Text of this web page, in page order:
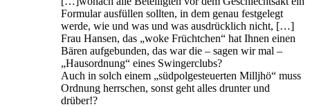
Formular ausfüllen sollten, in dem genau festgelegt
werde, wie und was und was ausdrücklich nicht, […]
Frau Hansen, das „woke Früchtchen“ hat Ihnen einen
Bären aufgebunden, das war die – sagen wir mal –
„Hausordnung“ eines Swingerclubs?
Auch in solch einem „südpolgesteuerten Milljhö“ muss
Ordnung herrschen, sonst geht alles drunter und
drüber!?